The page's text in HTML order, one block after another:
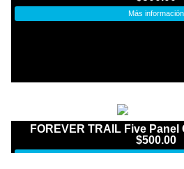
Más información
FOREVER TRAIL Five
$500.00